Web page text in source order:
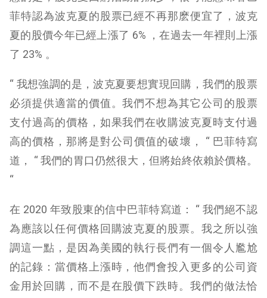
菲特認為波克夏的股票已經不再那麽便宜了，波克
夏的股價今年已經上漲了 6% ，在過去一年裡則上漲
了 23% 。
“ 我想強調的是，波克夏要想實現回購，我們的股票
必須提供適當的價值。我們不想為其它公司的股票
支付過高的價格，如果我們在收購波克夏時支付過
高的價格，那將是對公司價值的破壞， “ 巴菲特寫
道， “ 我們的胃口仍然很大，但將始終依賴於價格。
“
在 2020 年致股東的信中巴菲特寫道： “ 我們絕不認
為應該以任何價格回購波克夏的股票。我之所以強
調這一點，是因為美國的執行長們有一個令人尷尬
的記錄：當價格上漲時，他們會投入更多的公司資
金用於回購，而不是在股價下跌時。我們的做法恰